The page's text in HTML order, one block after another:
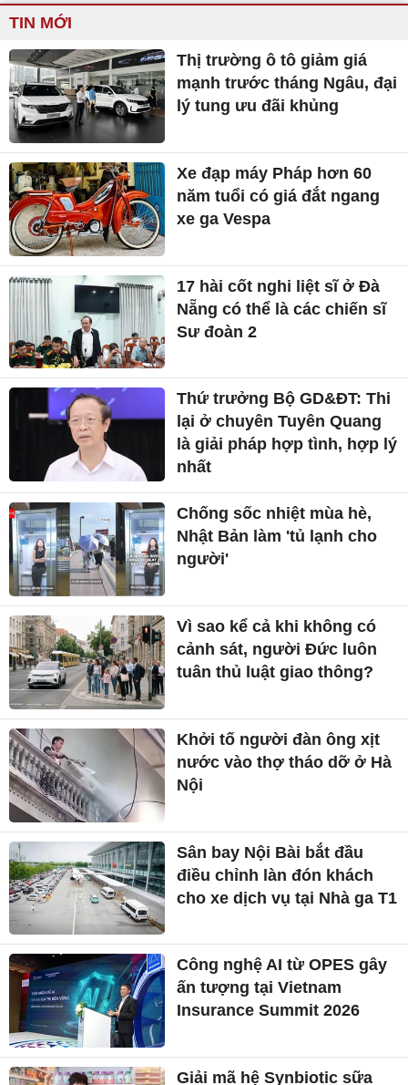
TIN MỚI
Thị trường ô tô giảm giá
mạnh trước tháng Ngâu, đại
lý tung ưu đãi khủng
Xe đạp máy Pháp hơn 60
năm tuổi có giá đắt ngang
xe ga Vespa
17 hài cốt nghi liệt sĩ ở Đà
Nẵng có thể là các chiến sĩ
Sư đoàn 2
Thứ trưởng Bộ GD&ĐT: Thi
lại ở chuyên Tuyên Quang
là giải pháp hợp tình, hợp lý
nhất
Chống sốc nhiệt mùa hè,
Nhật Bản làm 'tủ lạnh cho
người'
Vì sao kể cả khi không có
cảnh sát, người Đức luôn
tuân thủ luật giao thông?
Khởi tố người đàn ông xịt
nước vào thợ tháo dỡ ở Hà
Nội
Sân bay Nội Bài bắt đầu
điều chỉnh làn đón khách
cho xe dịch vụ tại Nhà ga T1
Công nghệ AI từ OPES gây
ấn tượng tại Vietnam
Insurance Summit 2026
Giải mã hệ Synbiotic sữa